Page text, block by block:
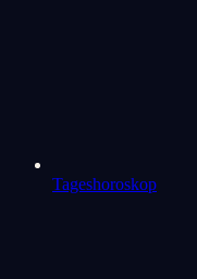
Tageshoroskop